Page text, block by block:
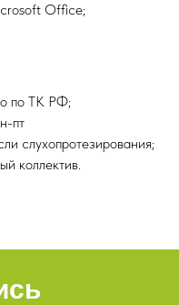
Office;
по ТК РФ;
пт
слухопротезирования;
коллектив.